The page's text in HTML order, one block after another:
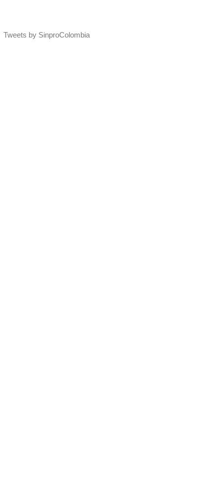
Tweets by SinproColombia